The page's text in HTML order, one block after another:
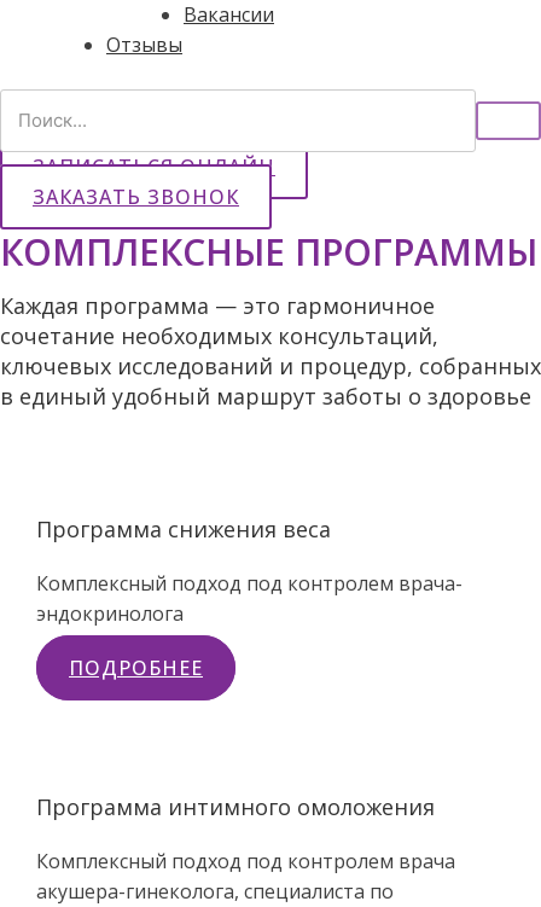
Вакансии
Отзывы
ЗАПИСАТЬСЯ ОНЛАЙН
ЗАКАЗАТЬ ЗВОНОК
КОМПЛЕКСНЫЕ ПРОГРАММЫ
Каждая программа — это гармоничное
сочетание необходимых консультаций,
ключевых исследований и процедур, собранных
в единый удобный маршрут заботы о здоровье
Программа снижения веса
Комплексный подход под контролем врача-
эндокринолога
ПОДРОБНЕЕ
Программа интимного омоложения
Комплексный подход под контролем врача
акушера-гинеколога, специалиста по